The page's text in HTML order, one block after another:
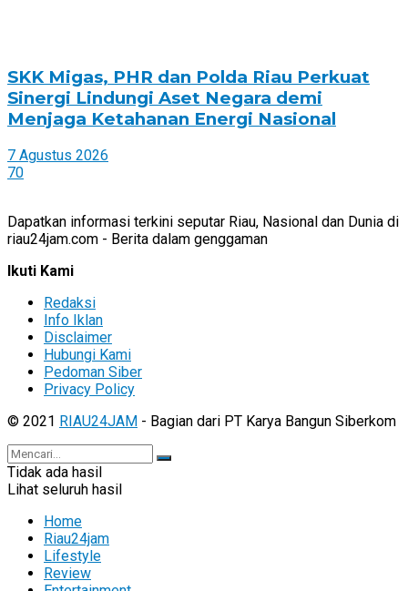
SKK Migas, PHR dan Polda Riau Perkuat
Sinergi Lindungi Aset Negara demi
Menjaga Ketahanan Energi Nasional
7 Agustus 2026
70
Dapatkan informasi terkini seputar Riau, Nasional dan Dunia di
riau24jam.com - Berita dalam genggaman
Ikuti Kami
Redaksi
Info Iklan
Disclaimer
Hubungi Kami
Pedoman Siber
Privacy Policy
© 2021 RIAU24JAM - Bagian dari PT Karya Bangun Siberkom
Tidak ada hasil
Lihat seluruh hasil
Home
Riau24jam
Lifestyle
Review